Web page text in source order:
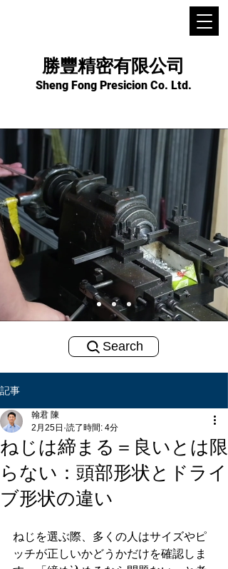
勝豐精密有限公司
Sheng Fong Presicion Co. Ltd.
Search
記事
ねじは締まる＝良いとは限
らない：頭部形状とドライ
ブ形状の違い
翰君 陳
2月25日 読了時間: 4分
ねじを選ぶ際、多くの人はサイズやピ
ッチが正しいかどうかだけを確認しま